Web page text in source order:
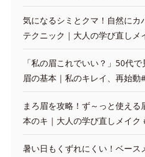
気になるシミとクマ！自然にカ
テクニック｜大人の学び直しメ
「私の眉これでいい？」50代
眉の基本｜私のキレイ、再始動
まろ眉を攻略！ず～っと使える
本のキ｜大人の学び直しメイク
暑い日もくずれにくい！ベース